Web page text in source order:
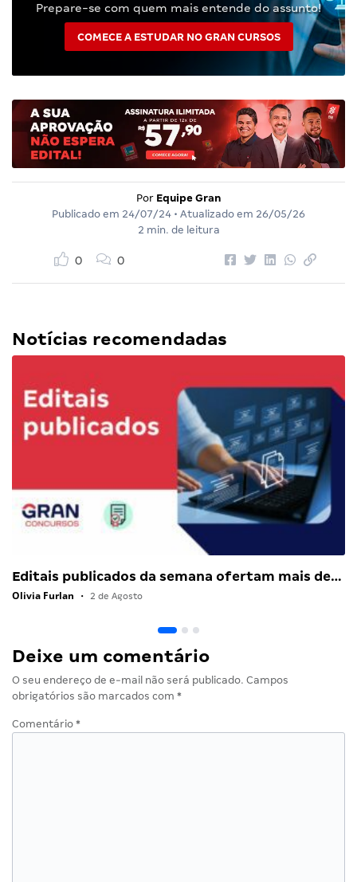
Prepare-se com quem mais entende do assunto!
COMECE A ESTUDAR NO GRAN CURSOS
Por Equipe Gran
Publicado em 24/07/24 • Atualizado em 26/05/26
2 min. de leitura
0 0
Notícias recomendadas
Editais publicados da semana ofertam mais de…
Olivia Furlan • 2 de Agosto
Deixe um comentário
O seu endereço de e-mail não será publicado. Campos
obrigatórios são marcados com *
Comentário *